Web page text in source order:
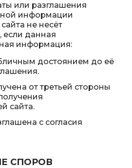
или разглашения
информации
не несёт
если данная
информация:
достоянием до её
от третьей стороны
сайта.
с согласия
СПОРОВ